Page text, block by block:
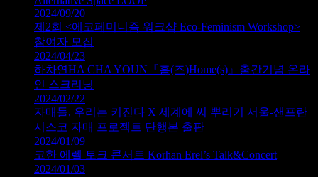
2024/09/20
제2회 <에코페미니즘 워크샵 Eco-Feminism Workshop>
참여자 모집
2024/04/23
하차연HA CHA YOUN『홈(즈)Home(s)』출간기념 온라
인 스크리닝
2024/02/22
자매들, 우리는 커진다 X 세계에 씨 뿌리기 서울-샌프란
시스코 자매 프로젝트 단행본 출판
2024/01/09
코한 에렐 토크 콘서트 Korhan Erel’s Talk&Concert
2024/01/03